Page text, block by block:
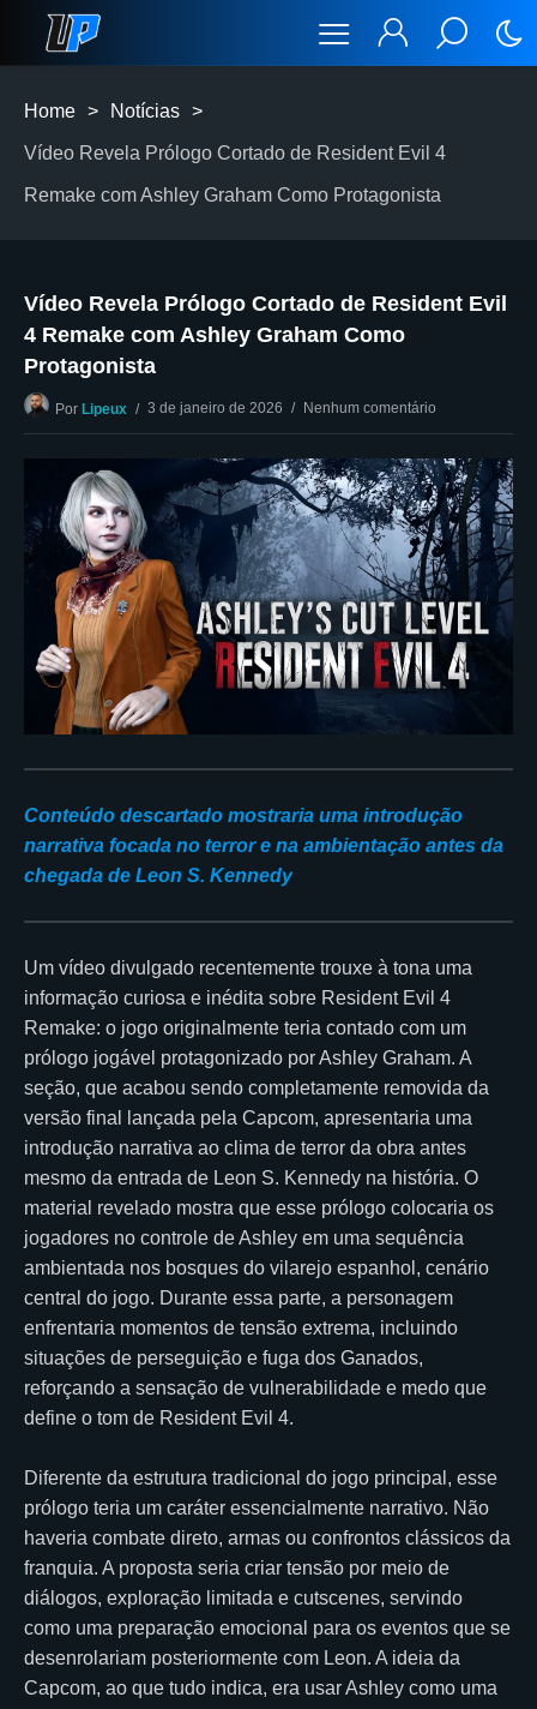
Home > Notícias >
Vídeo Revela Prólogo Cortado de Resident Evil 4
Remake com Ashley Graham Como Protagonista
Vídeo Revela Prólogo Cortado de Resident Evil
4 Remake com Ashley Graham Como
Protagonista
Por Lipeux 3 de janeiro de 2026 Nenhum comentário
Conteúdo descartado mostraria uma introdução
narrativa focada no terror e na ambientação antes da
chegada de Leon S. Kennedy
Um vídeo divulgado recentemente trouxe à tona uma
informação curiosa e inédita sobre Resident Evil 4
Remake: o jogo originalmente teria contado com um
prólogo jogável protagonizado por Ashley Graham. A
seção, que acabou sendo completamente removida da
versão final lançada pela Capcom, apresentaria uma
introdução narrativa ao clima de terror da obra antes
mesmo da entrada de Leon S. Kennedy na história. O
material revelado mostra que esse prólogo colocaria os
jogadores no controle de Ashley em uma sequência
ambientada nos bosques do vilarejo espanhol, cenário
central do jogo. Durante essa parte, a personagem
enfrentaria momentos de tensão extrema, incluindo
situações de perseguição e fuga dos Ganados,
reforçando a sensação de vulnerabilidade e medo que
define o tom de Resident Evil 4.
Diferente da estrutura tradicional do jogo principal, esse
prólogo teria um caráter essencialmente narrativo. Não
haveria combate direto, armas ou confrontos clássicos da
franquia. A proposta seria criar tensão por meio de
diálogos, exploração limitada e cutscenes, servindo
como uma preparação emocional para os eventos que se
desenrolariam posteriormente com Leon. A ideia da
Capcom, ao que tudo indica, era usar Ashley como uma